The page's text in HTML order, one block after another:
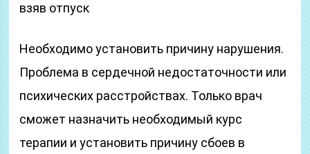
взяв отпуск
Необходимо установить причину нарушения.
Проблема в сердечной недостаточности или
психических расстройствах. Только врач
сможет назначить необходимый курс
терапии и установить причину сбоев в